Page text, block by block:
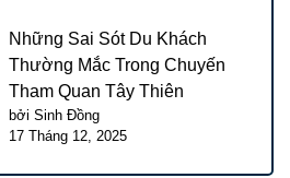
Những Sai Sót Du Khách
Thường Mắc Trong Chuyến
Tham Quan Tây Thiên
bởi Sinh Đồng
17 Tháng 12, 2025